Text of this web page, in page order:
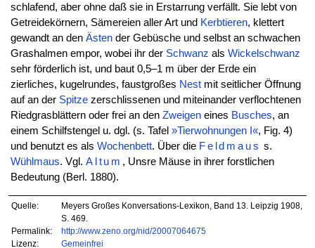
schlafend, aber ohne daß sie in Erstarrung verfällt. Sie lebt von
Getreidekörnern, Sämereien aller Art und Kerbtieren, klettert
gewandt an den Ästender Gebüsche und selbst an schwachen
Grashalmen empor, wobei ihr der Schwanz als Wickelschwanz
sehr förderlich ist, und baut 0,5–1 m über der Erde ein
zierliches, kugelrundes, faustgroßes Nestmit seitlicher Öffnung
auf an der Spitzezerschlissenen und miteinander verflochtenen
Riedgrasblättern oder frei an den Zweigeneines Busches, an
einem Schilfstengel u. dgl. (s. Tafel »Tierwohnungen I«, Fig. 4)
und benutzt es als Wochenbett. Über die Feldmaus s.
Wühlmaus. Vgl. Altum , Unsre Mäuse in ihrer forstlichen
Bedeutung (Berl. 1880).
Quelle:
Meyers Großes Konversations-Lexikon, Band 13. Leipzig 1908,
S. 469.
Permalink:
http://www.zeno.org/nid/20007064675
Lizenz:
Gemeinfrei